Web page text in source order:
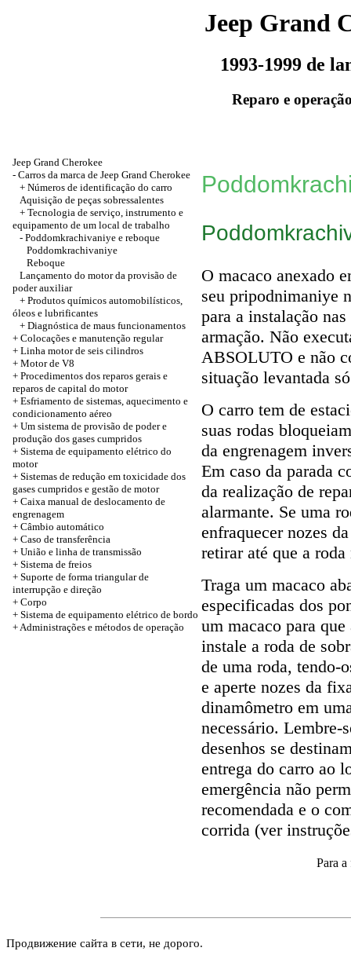
Jeep Grand
1993-1999 de
Reparo e
Jeep Grand Cherokee
- Carros da marca de Jeep Grand Cherokee
+ Números de identificação do carro
Aquisição de peças sobressalentes
+ Tecnologia de serviço, instrumento e
equipamento de um local de trabalho
- Poddomkrachivaniye e reboque
Poddomkrachivaniye
Reboque
Lançamento do motor da provisão de
poder auxiliar
+ Produtos químicos automobilísticos,
óleos e lubrificantes
+ Diagnóstica de maus funcionamentos
+ Colocações e manutenção regular
+ Linha motor de seis cilindros
+ Motor de V8
+ Procedimentos dos reparos gerais e
reparos de capital do motor
+ Esfriamento de sistemas, aquecimento e
condicionamento aéreo
+ Um sistema de provisão de poder e
produção dos gases cumpridos
+ Sistema de equipamento elétrico do
motor
+ Sistemas de redução em toxicidade dos
gases cumpridos e gestão de motor
+ Caixa manual de deslocamento de
engrenagem
+ Câmbio automático
+ Caso de transferência
+ União e linha de transmissão
+ Sistema de freios
+ Suporte de forma triangular de
interrupção e direção
+ Corpo
+ Sistema de equipamento elétrico de bordo
+ Administrações e métodos de operação
O macaco anexado
seu pripodnimaniye
para a instalação
armação. Não
ABSOLUTO e não
situação levantada
O carro tem de
suas rodas
da engrenagem
Em caso da parada
da realização de
alarmante. Se uma
enfraquecer nozes
retirar até que a
Traga um macaco
especificadas dos
um macaco para
instale a roda de
de uma roda, tendo-
e aperte nozes da
dinamômetro em
necessário. Lembre-
desenhos se
entrega do carro ao
emergência não
recomendada e o
corrida (ver
Para
Продвижение сайта в сети, не дорого.